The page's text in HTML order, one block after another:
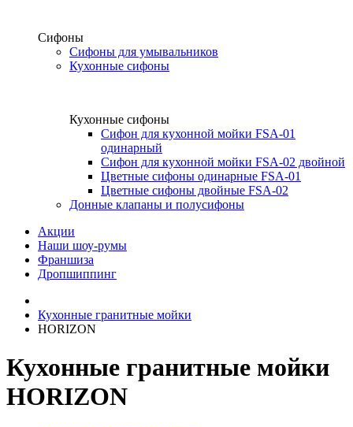
Сифоны
Сифоны для умывальников
Кухонные сифоны
Кухонные сифоны
Сифон для кухонной мойки FSA-01
одинарный
Сифон для кухонной мойки FSA-02 двойной
Цветные сифоны одинарные FSA-01
Цветные сифоны двойные FSA-02
Донные клапаны и полусифоны
Акции
Наши шоу-румы
Франшиза
Дропшиппинг
Кухонные гранитные мойки
HORIZON
Кухонные гранитные мойки
HORIZON